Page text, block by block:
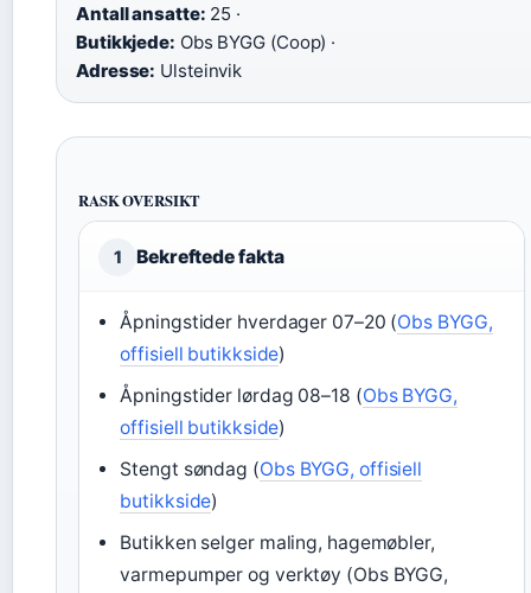
Antall ansatte: 25 ·
Butikkjede: Obs BYGG (Coop) ·
Adresse: Ulsteinvik
RASK OVERSIKT
1 Bekreftede fakta
Åpningstider hverdager 07–20 (Obs BYGG,
offisiell butikkside)
Åpningstider lørdag 08–18 (Obs BYGG,
offisiell butikkside)
Stengt søndag (Obs BYGG, offisiell
butikkside)
Butikken selger maling, hagemøbler,
varmepumper og verktøy (Obs BYGG,